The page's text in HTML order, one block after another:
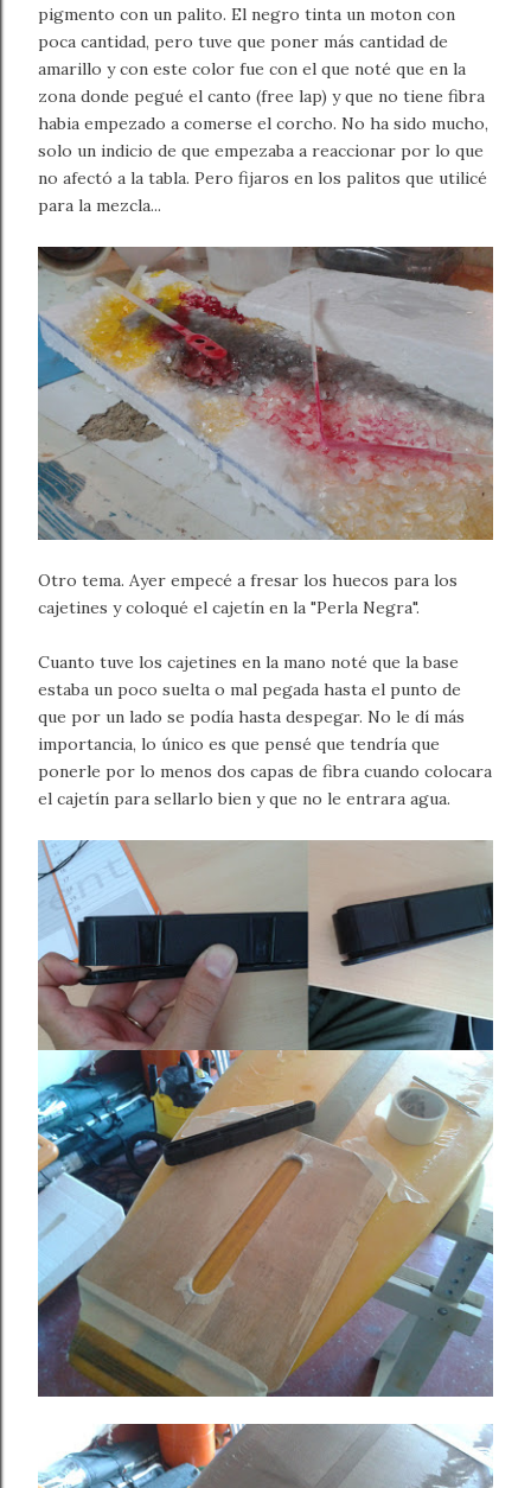
pigmento con un palito. El negro tinta un moton con
poca cantidad, pero tuve que poner más cantidad de
amarillo y con este color fue con el que noté que en la
zona donde pegué el canto (free lap) y que no tiene fibra
habia empezado a comerse el corcho. No ha sido mucho,
solo un indicio de que empezaba a reaccionar por lo que
no afectó a la tabla. Pero fijaros en los palitos que utilicé
para la mezcla...
Otro tema. Ayer empecé a fresar los huecos para los
cajetines y coloqué el cajetín en la "Perla Negra".
Cuanto tuve los cajetines en la mano noté que la base
estaba un poco suelta o mal pegada hasta el punto de
que por un lado se podía hasta despegar. No le dí más
importancia, lo único es que pensé que tendría que
ponerle por lo menos dos capas de fibra cuando colocara
el cajetín para sellarlo bien y que no le entrara agua.